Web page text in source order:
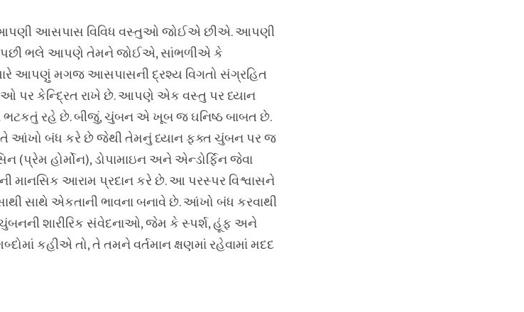
આસપાસ વિવિધ વસ્તુઓ જોઈએ છીએ. આપણી
પછી ભલે આપણે તેમને જોઈએ, સાંભળીએ કે
આપણું મગજ આસપાસની દ્રશ્ય વિગતો સંગ્રહિત
પર કેન્દ્રિત રાખે છે. આપણે એક વસ્તુ પર ધ્યાન
ભટકતું રહે છે. બીજું, ચુંબન એ ખૂબ જ ઘનિષ્ઠ બાબત છે.
આંખો બંધ કરે છે જેથી તેમનું ધ્યાન ફક્ત ચુંબન પર જ
હોર્મોન), ડોપામાઇન અને એન્ડોર્ફિન જેવા
માનસિક આરામ પ્રદાન કરે છે. આ પરસ્પર વિશ્વાસને
સાથે એકતાની ભાવના બનાવે છે. આંખો બંધ કરવાથી
શારીરિક સંવેદનાઓ, જેમ કે સ્પર્શ, હૂંફ અને
કહીએ તો, તે તમને વર્તમાન ક્ષણમાં રહેવામાં મદદ